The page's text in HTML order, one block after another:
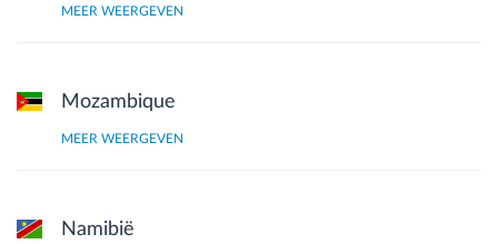
MEER WEERGEVEN
Mozambique
MEER WEERGEVEN
Namibië